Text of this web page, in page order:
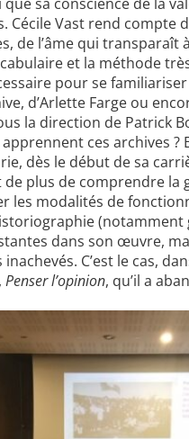
Cécile Vast rend compte
de l’âme qui transparaît
et la méthode
pour se
d’Arlette Farge ou
la direction de Patrick
ces archives ?
dès le début de sa
plus de comprendre la
les modalités de
dans son œuvre,
C’est le cas,
Penser l’opinion, qu’il a